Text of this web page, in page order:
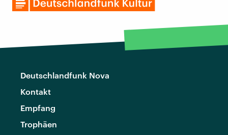
Deutschlandfunk Nova
Kontakt
Empfang
Trophäen